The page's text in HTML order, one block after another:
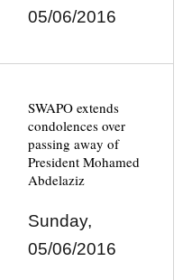
05/06/2016
SWAPO extends
condolences over
passing away of
President Mohamed
Abdelaziz
Sunday,
05/06/2016